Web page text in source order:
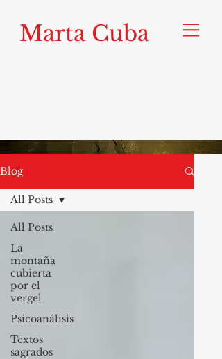
Marta Cuba
Blog
All Posts
La
montaña
cubierta
por el
vergel
Psicoanálisis
Textos
sagrados
All Posts